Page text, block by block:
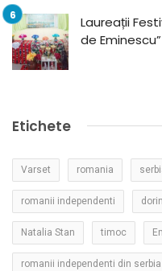
Laureații
de
Etichete
Varset romania
romanii independenti
Natalia Stan timoc
romanii independenti din serbia